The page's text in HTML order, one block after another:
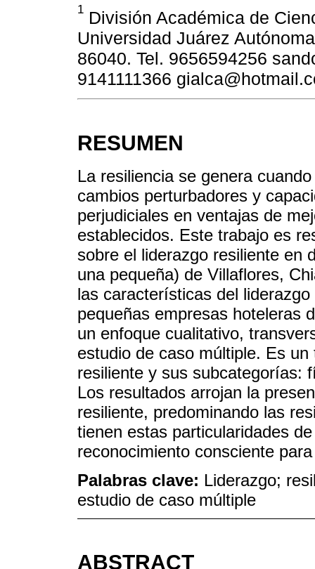
1 División Académica de
Universidad Juárez
86040. Tel. 9656594256
9141111366
RESUMEN
La resiliencia se genera
cambios perturbadores y
perjudiciales en ventajas de
establecidos. Este trabajo es
sobre el liderazgo resiliente en
una pequeña) de Villaflores,
las características del
pequeñas empresas hoteleras
un enfoque cualitativo,
estudio de caso múltiple. Es
resiliente y sus subcategorías:
Los resultados arrojan la
resiliente, predominando las
tienen estas particularidades
reconocimiento consciente
Palabras clave: Liderazgo;
estudio de caso múltiple
ABSTRACT